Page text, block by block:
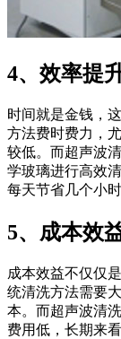
4、效率提
时间就是金钱，
方法费时费力，
较低。而超声波
学玻璃进行高效
每天节省几个小
5、成本效
成本效益不仅仅
统清洗方法需要
本。而超声波清
费用低，长期来